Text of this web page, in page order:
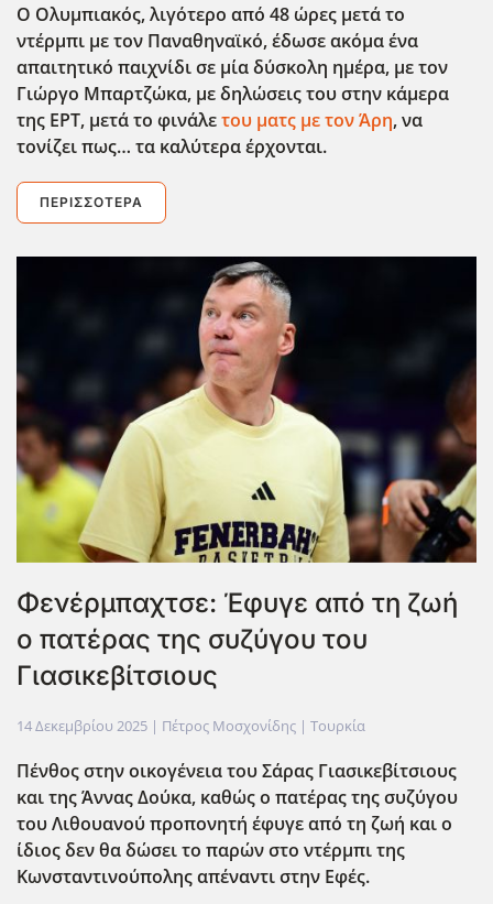
Ο Ολυμπιακός, λιγότερο από 48 ώρες μετά το
ντέρμπι με τον Παναθηναϊκό, έδωσε ακόμα ένα
απαιτητικό παιχνίδι σε μία δύσκολη ημέρα, με τον
Γιώργο Μπαρτζώκα, με δηλώσεις του στην κάμερα
της ΕΡΤ, μετά το φινάλετου ματς με τον Άρη, να
τονίζει πως… τα καλύτερα έρχονται.
ΠΕΡΙΣΣΌΤΕΡΑ
Φενέρμπαχτσε: Έφυγε από τη ζωή
ο πατέρας της συζύγου του
Γιασικεβίτσιους
14 Δεκεμβρίου 2025 | Πέτρος Μοσχονίδης | Τουρκία
Πένθος στην οικογένεια του Σάρας Γιασικεβίτσιους
και της Άννας Δούκα, καθώς ο πατέρας της συζύγου
του Λιθουανού προπονητή έφυγε από τη ζωή και ο
ίδιος δεν θα δώσει το παρών στο ντέρμπι της
Κωνσταντινούπολης απέναντι στην Εφές.